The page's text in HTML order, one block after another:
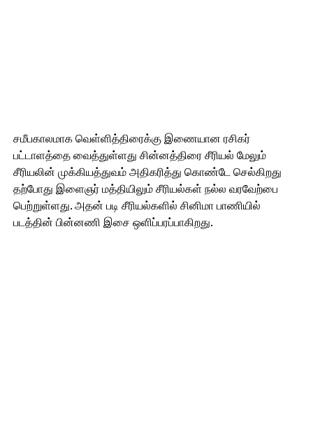
சமீபகாலமாக வெள்ளித்திரைக்கு இணையான ரசிகர்
பட்டாளத்தை வைத்துள்ளது சின்னத்திரை சீரியல் மேலும்
சீரியலின் முக்கியத்துவம் அதிகரித்து கொண்டே செல்கிறது
தற்போது இளைஞர் மத்தியிலும் சீரியல்கள் நல்ல வரவேற்பை
பெற்றுள்ளது. அதன் படி சீரியல்களில் சினிமா பாணியில்
படத்தின் பின்னணி இசை ஒளிப்பரப்பாகிறது.